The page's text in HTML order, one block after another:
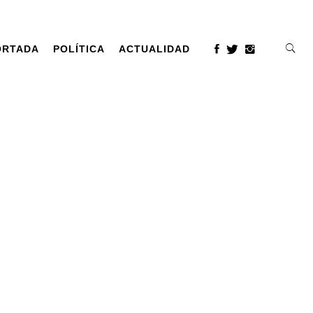
POLÍTICA ACTUALIDAD